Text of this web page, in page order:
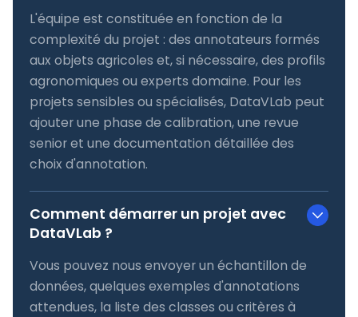
L'équipe est constituée en fonction de la
complexité du projet : des annotateurs formés
aux objets agricoles et, si nécessaire, des profils
agronomiques ou experts domaine. Pour les
projets sensibles ou spécialisés, DataVLab peut
ajouter une phase de calibration, une revue
senior et une documentation détaillée des
choix d'annotation.
Comment démarrer un projet avec
DataVLab ?
Vous pouvez nous envoyer un échantillon de
données, quelques exemples d'annotations
attendues, la liste des classes ou critères à